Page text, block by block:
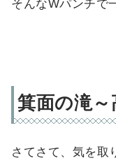
そんなWパンチで
箕面の滝～
さてさて、気を取